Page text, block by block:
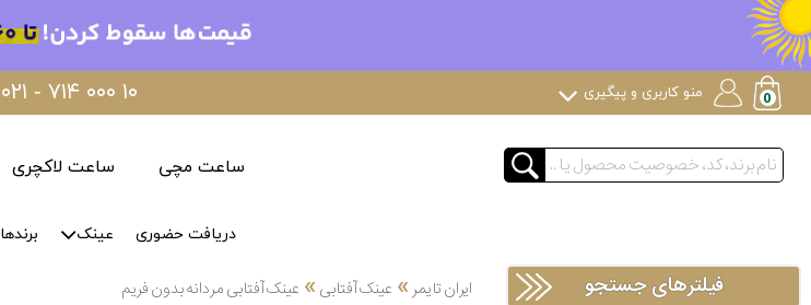
۰۲۱ - ۷۱۴ ۰۰۰ ۱۰ منو کاربری و پیگیری
ساعت مچی ساعت لاکچری
دریافت حضوری عینک برندها
ایران تایمر » عینک آفتابی» عینک آفتابی مردانه بدون فریم فیلترهای جستجو